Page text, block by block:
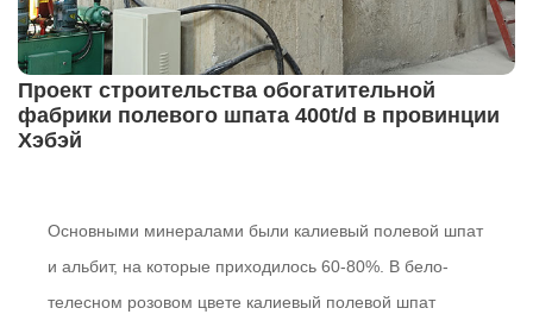
Проект строительства обогатительной
фабрики полевого шпата 400t/d в провинции
Хэбэй
Основными минералами были калиевый полевой шпат
и альбит, на которые приходилось 60-80%. В бело-
телесном розовом цвете калиевый полевой шпат